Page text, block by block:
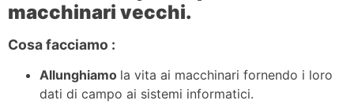
macchinari vecchi.
Cosa facciamo :
Allunghiamo la vita ai macchinari fornendo i loro
dati di campo ai sistemi informatici.